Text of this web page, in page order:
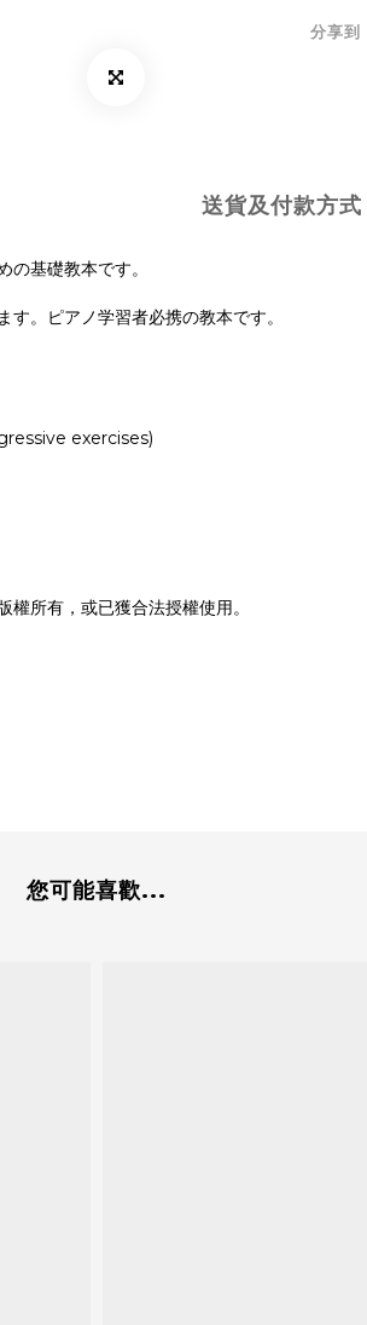
分享到
送貨及付款方式
基礎教本です。
。ピアノ学習者必携の教本です。
exercises)
所有，或已獲合法授權使用。
您可能喜歡...